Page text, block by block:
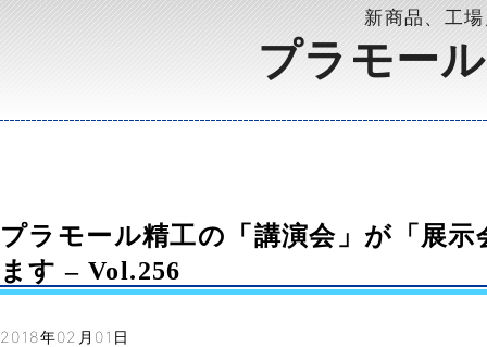
新商品、工
プラモー
プラモール精工の「講演会」が「展示
ます – Vol.256
2018年02月01日